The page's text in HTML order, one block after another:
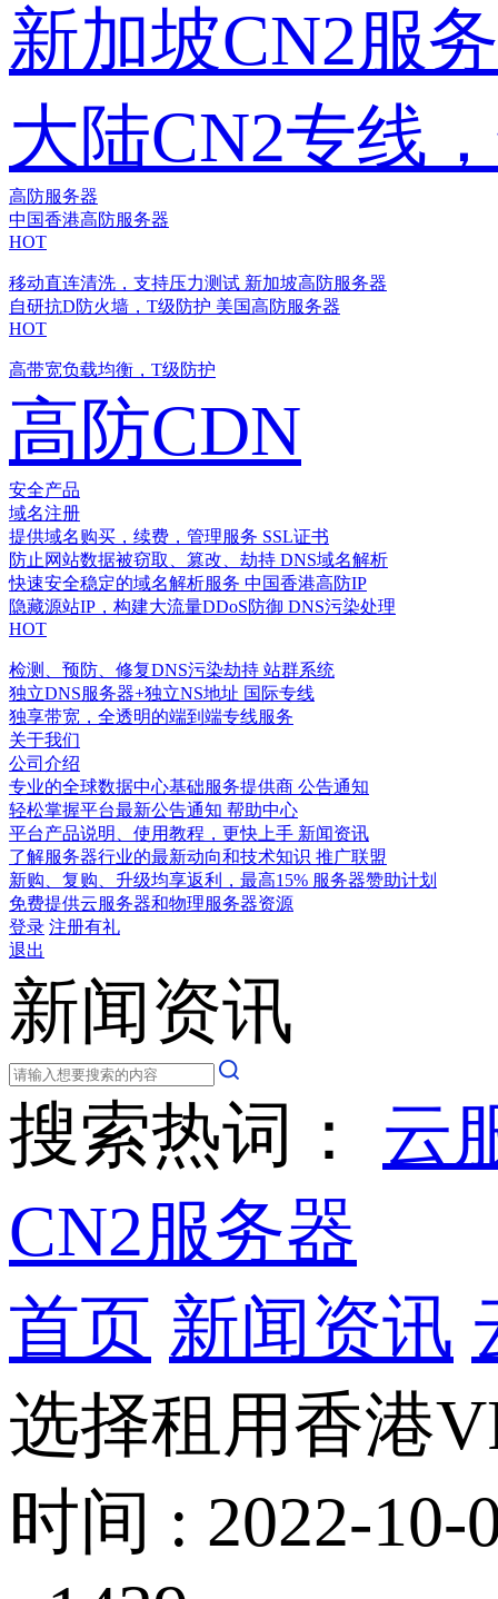
新加坡CN2服
大陆CN2专线
高防服务器
中国香港高防服务器
HOT
移动直连清洗，支持压力测试 新加坡高防服务器
自研抗D防火墙，T级防护 美国高防服务器
HOT
高带宽负载均衡，T级防护
高防CDN
安全产品
域名注册
提供域名购买，续费，管理服务 SSL证书
防止网站数据被窃取、篡改、劫持 DNS域名解析
快速安全稳定的域名解析服务 中国香港高防IP
隐藏源站IP，构建大流量DDoS防御 DNS污染处理
HOT
检测、预防、修复DNS污染劫持 站群系统
独立DNS服务器+独立NS地址 国际专线
独享带宽，全透明的端到端专线服务
关于我们
公司介绍
专业的全球数据中心基础服务提供商 公告通知
轻松掌握平台最新公告通知 帮助中心
平台产品说明、使用教程，更快上手 新闻资讯
了解服务器行业的最新动向和技术知识 推广联盟
新购、复购、升级均享返利，最高15% 服务器赞助计划
免费提供云服务器和物理服务器资源
登录 注册有礼
退出
新闻资讯
搜索热词： 云
CN2服务器
首页 新闻资讯
选择租用香港
时间 : 2022-10-